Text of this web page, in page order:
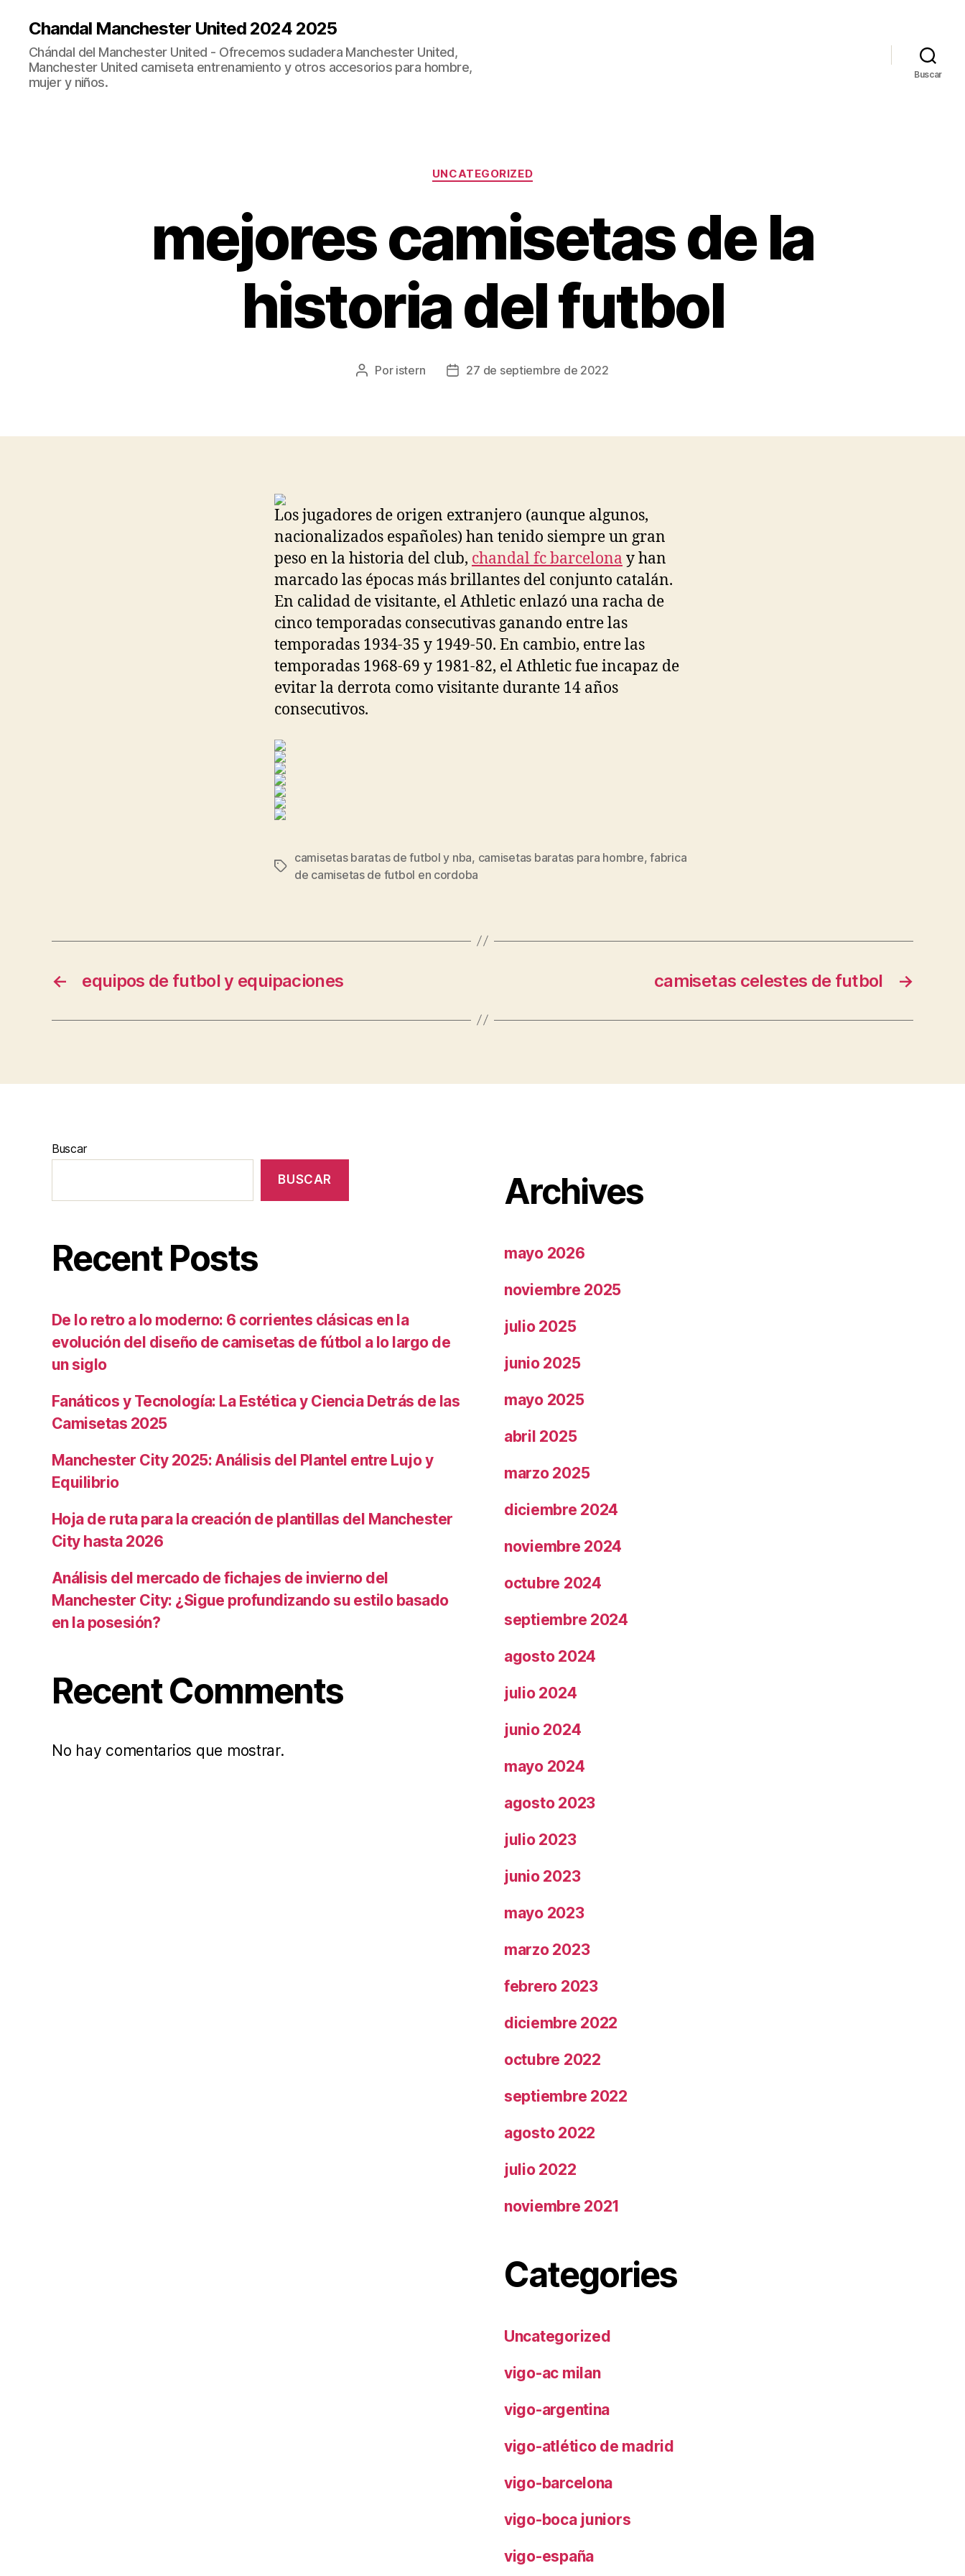
Chandal Manchester United 2024 2025
Chándal del Manchester United - Ofrecemos sudadera Manchester United,
Manchester United camiseta entrenamiento y otros accesorios para hombre,
mujer y niños.
Buscar
Categorías
UNCATEGORIZED
mejores camisetas de la
historia del futbol
Autor
Por istern
Fecha27 de septiembre de 2022
Los jugadores de origen extranjero (aunque algunos,
nacionalizados españoles) han tenido siempre un gran
peso en la historia del club, chandal fc barcelona y han
marcado las épocas más brillantes del conjunto catalán.
En calidad de visitante, el Athletic enlazó una racha de
cinco temporadas consecutivas ganando entre las
temporadas 1934-35 y 1949-50. En cambio, entre las
temporadas 1968-69 y 1981-82, el Athletic fue incapaz de
evitar la derrota como visitante durante 14 años
consecutivos.
Etiquetas
camisetas baratas de futbol y nba, camisetas baratas para hombre,fabrica
de camisetas de futbol en cordoba
← equipos de futbol y equipaciones →
camisetas celestes de futbol
Buscar
BUSCAR
Recent Posts
De lo retro a lo moderno: 6 corrientes clásicas en la
evolución del diseño de camisetas de fútbol a lo largo de
un siglo
Fanáticos y Tecnología: La Estética y Ciencia Detrás de las
Camisetas 2025
Manchester City 2025: Análisis del Plantel entre Lujo y
Equilibrio
Hoja de ruta para la creación de plantillas del Manchester
City hasta 2026
Análisis del mercado de fichajes de invierno del
Manchester City: ¿Sigue profundizando su estilo basado
en la posesión?
Recent Comments
No hay comentarios que mostrar.
Archives
mayo 2026
noviembre 2025
julio 2025
junio 2025
mayo 2025
abril 2025
marzo 2025
diciembre 2024
noviembre 2024
octubre 2024
septiembre 2024
agosto 2024
julio 2024
junio 2024
mayo 2024
agosto 2023
julio 2023
junio 2023
mayo 2023
marzo 2023
febrero 2023
diciembre 2022
octubre 2022
septiembre 2022
agosto 2022
julio 2022
noviembre 2021
Categories
Uncategorized
vigo-ac milan
vigo-argentina
vigo-atlético de madrid
vigo-barcelona
vigo-boca juniors
vigo-españa